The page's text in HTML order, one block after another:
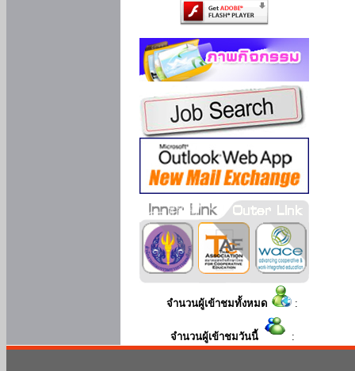
จำนวนผู้เข้าชมทั้งหมด :
จำนวนผู้เข้าชมวันนี้ :